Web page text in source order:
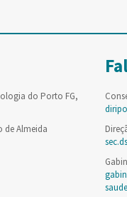
do Porto FG,
de Almeida